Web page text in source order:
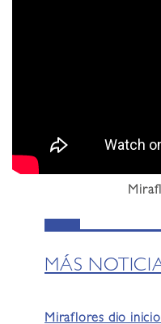
MÁS
Miraflores dio inicio